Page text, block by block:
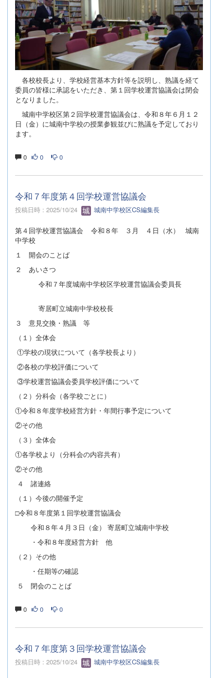
各校校長より、学校経営基本方針等を説明し、熟議を経て
委員の皆様に承認をいただき、第１回学校運営協議会は閉会
となりました。
城南中学校区第２回学校運営協議会は、令和８年６月１２
日（金）に城南中学校の授業参観並びに熟議を予定しており
ます。
0 0 0
令和７年度第４回学校運営協議会
投稿日時 : 2025/10/24 城南中学校区CS編集長
第４回学校運営協議会 令和８年 ３月 ４日（水） 城南
中学校
１ 開会のことば
２ あいさつ
令和７年度城南中学校区学校運営協議会委員長
寄居町立城南中学校校長
３ 意見交換・熟議 等
（１）全体会
①学校の現状について（各学校長より）
②各校の学校評価について
③学校運営協議会委員学校評価について
（２）分科会（各学校ごとに）
①令和８年度学校経営方針・年間行事予定について
②その他
（３）全体会
①各学校より（分科会の内容共有）
②その他
４ 諸連絡
（１）今後の開催予定
□令和８年度第１回学校運営協議会
令和８年４月３日（金） 寄居町立城南中学校
・令和８年度経営方針 他
（２）その他
・任期等の確認
５ 閉会のことば
0 0 0
令和７年度第３回学校運営協議会
投稿日時 : 2025/10/24 城南中学校区CS編集長